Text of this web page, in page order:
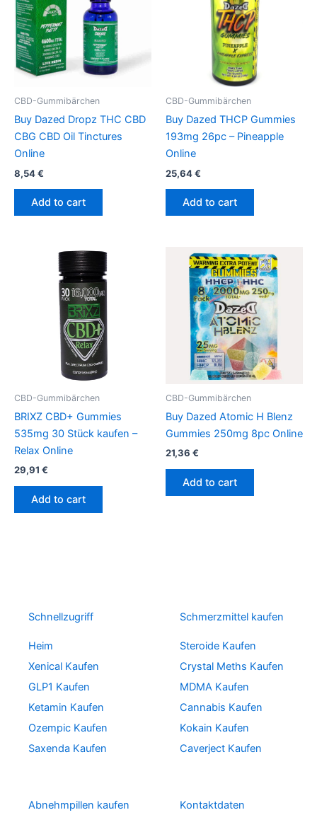
CBD-Gummibärchen
Buy Dazed Dropz THC CBD
CBG CBD Oil Tinctures
Online
8,54€
Add to cart
CBD-Gummibärchen
Buy Dazed THCP Gummies
193mg 26pc – Pineapple
Online
25,64€
Add to cart
CBD-Gummibärchen
BRIXZ CBD+ Gummies
535mg 30 Stück kaufen –
Relax Online
29,91 €
Add to cart
CBD-Gummibärchen
Buy Dazed Atomic H Blenz
Gummies 250mg 8pc Online
21,36 €
Add to cart
Schnellzugriff
Heim
Xenical Kaufen
GLP1 Kaufen
Ketamin Kaufen
Ozempic Kaufen
Saxenda Kaufen
Schmerzmittel kaufen
Steroide Kaufen
Crystal Meths Kaufen
MDMA Kaufen
Cannabis Kaufen
Kokain Kaufen
Caverject Kaufen
Abnehmpillen kaufen Kontaktdaten